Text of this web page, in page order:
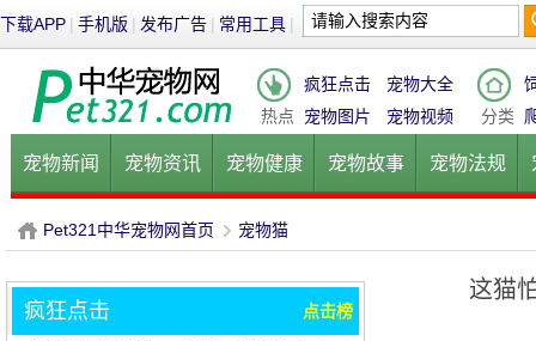
下载APP | 手机版 | 发布广告 | 常用工具 |
热点
疯狂点击
宠物大全
宠物图片
宠物视频 分类
宠物新闻 宠物资讯 宠物健康 宠物故事 宠物法规
健康饮食 宠物美容 宠物医院
P
Pet321中华宠物网首页
›
宠物猫
这猫
疯狂点击 点击榜